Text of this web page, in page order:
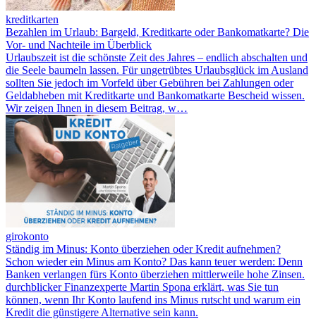
kreditkarten
Bezahlen im Urlaub: Bargeld, Kreditkarte oder Bankomatkarte? Die
Vor- und Nachteile im Überblick
Urlaubszeit ist die schönste Zeit des Jahres – endlich abschalten und
die Seele baumeln lassen. Für ungetrübtes Urlaubsglück im Ausland
sollten Sie jedoch im Vorfeld über Gebühren bei Zahlungen oder
Geldabheben mit Kreditkarte und Bankomatkarte Bescheid wissen.
Wir zeigen Ihnen in diesem Beitrag, w…
girokonto
Ständig im Minus: Konto überziehen oder Kredit aufnehmen?
Schon wieder ein Minus am Konto? Das kann teuer werden: Denn
Banken verlangen fürs Konto überziehen mittlerweile hohe Zinsen.
durchblicker Finanzexperte Martin Spona erklärt, was Sie tun
können, wenn Ihr Konto laufend ins Minus rutscht und warum ein
Kredit die günstigere Alternative sein kann.